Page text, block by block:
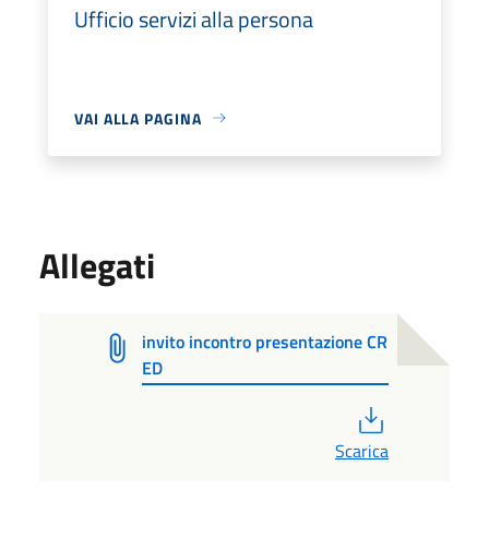
Ufficio servizi alla persona
VAI ALLA PAGINA
Allegati
invito incontro presentazione CR
ED
Scarica